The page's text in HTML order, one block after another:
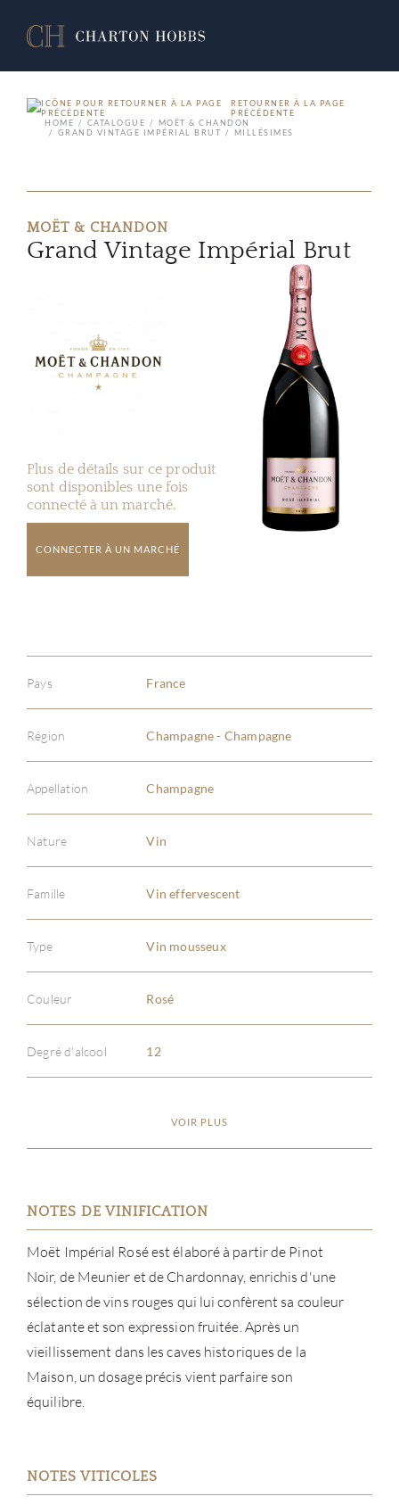
RETOURNER À LA PAGE
PRÉCÉDENTE
HOME
CATALOGUE
MOËT & CHANDON
GRAND VINTAGE IMPÉRIAL BRUT
MILLÉSIMES
MOËT & CHANDON
Grand Vintage Impérial Brut
Plus de détails sur ce produit
sont disponibles une fois
connecté à un marché.
CONNECTER À UN MARCHÉ
Pays France
Région Champagne - Champagne
Appellation Champagne
Nature Vin
Famille Vin effervescent
Type Vin mousseux
Couleur Rosé
Degré d'alcool 12
VOIR PLUS
NOTES DE VINIFICATION
Moët Impérial Rosé est élaboré à partir de Pinot
Noir, de Meunier et de Chardonnay, enrichis d'une
sélection de vins rouges qui lui confèrent sa couleur
éclatante et son expression fruitée. Après un
vieillissement dans les caves historiques de la
Maison, un dosage précis vient parfaire son
équilibre.
NOTES VITICOLES